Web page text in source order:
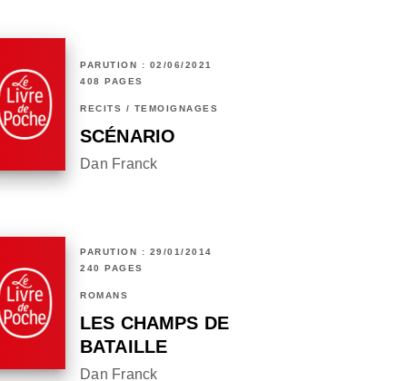
PARUTION : 02/06/2021
408 PAGES
RÉCITS / TÉMOIGNAGES
SCÉNARIO
Dan Franck
PARUTION : 29/01/2014
240 PAGES
ROMANS
LES CHAMPS DE
BATAILLE
Dan Franck